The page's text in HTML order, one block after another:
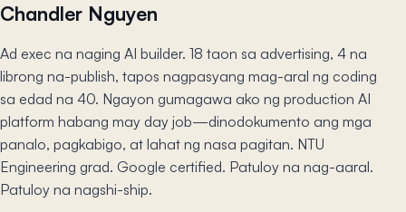
Chandler Nguyen
Ad exec na naging AI builder. 18 taon sa advertising, 4 na
librong na-publish, tapos nagpasyang mag-aral ng coding
sa edad na 40. Ngayon gumagawa ako ng production AI
platform habang may day job—dinodokumento ang mga
panalo, pagkabigo, at lahat ng nasa pagitan. NTU
Engineering grad. Google certified. Patuloy na nag-aaral.
Patuloy na nagshi-ship.